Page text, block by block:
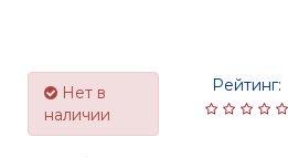
Нет в
наличии
Рейтинг: